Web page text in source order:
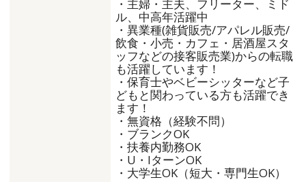
・主婦・主夫、フリーター、ミド
ル、中高年活躍中
・異業種(雑貨販売/アパレル販売/
飲食・小売・カフェ・居酒屋スタ
ッフなどの接客販売業)からの転職
も活躍しています！
・保育士やベビーシッターなど子
どもと関わっている方も活躍でき
ます！
・無資格（経験不問）
・ブランクOK
・扶養内勤務OK
・U・IターンOK
・大学生OK（短大・専門生OK）